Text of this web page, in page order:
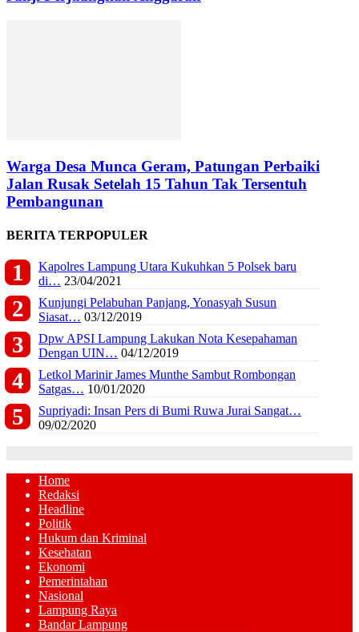
Warga Desa Munca Geram, Patungan Perbaiki
Jalan Rusak Setelah 15 Tahun Tak Tersentuh
Pembangunan
BERITA TERPOPULER
Kapolres Lampung Utara Kukuhkan 5 Polsek baru
di… 23/04/2021
Kunjungi Pelabuhan Panjang, Yonasyah Susun
Siasat… 03/12/2019
Dpw APSI Lampung Lakukan Nota Kesepahaman
Dengan UIN… 04/12/2019
Letkol Marinir James Munthe Sambut Rombongan
Satgas… 10/01/2020
Supriyadi: Insan Pers di Bumi Ruwa Jurai Sangat…
09/02/2020
Home
Redaksi
Headline
Politik
Hukum dan Kriminal
Kesehatan
Ekonomi
Pemerintahan
Nasional
Lampung Raya
Bandar Lampung